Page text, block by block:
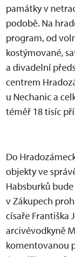
památky v
podobě. Na
program, od
kostýmované,
a divadelní
centrem
u Nechanic a
téměř 18 tisíc
Do
objekty ve
Habsburků
v Zákupech
císaře Františka
arcivévodkyně
komentovanou